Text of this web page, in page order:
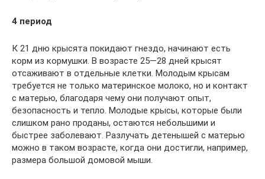
4 период
К 21 дню крысята покидают гнездо, начинают есть
корм из кормушки. В возрасте 25—28 дней крысят
отсаживают в отдельные клетки. Молодым крысам
требуется не только материнское молоко, но и контакт
с матерью, благодаря чему они получают опыт,
безопасность и тепло. Молодые крысы, которые были
слишком рано проданы, остаются небольшими и
быстрее заболевают. Разлучать детенышей с матерью
можно в таком возрасте, когда они достигли, например,
размера большой домовой мыши.